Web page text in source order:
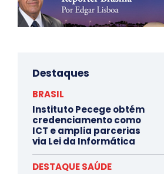
Destaques
BRASIL
Instituto Pecege obtém
credenciamento como
ICT e amplia parcerias
via Lei da Informática
DESTAQUE SAÚDE